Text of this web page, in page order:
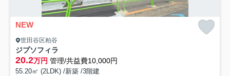
NEW
世田谷区粕谷
ジプソフィラ
20.2万円 管理/共益費10,000円
55.20㎡ (2LDK) /新築 /3階建